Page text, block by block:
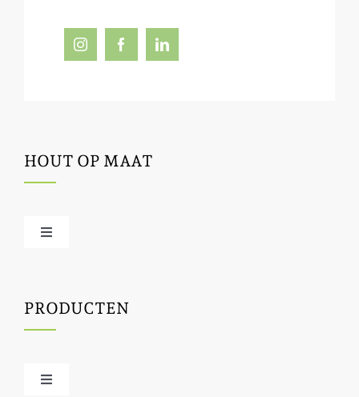
HOUT OP MAAT
Toggle
Houtbewerking
Houtinfo
PRODUCTEN
Toggle